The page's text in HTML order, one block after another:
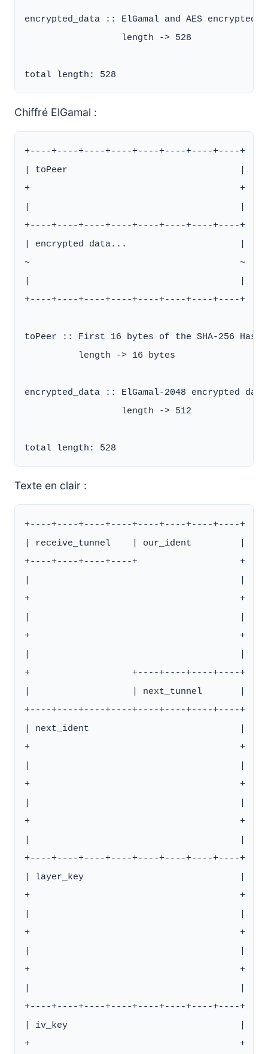
encrypted_data :: ElGamal and AES encrypted
                  length -> 528
Chiffré ElGamal :
+----+----+----+----+----+----+----+----+
| toPeer                                |
+                                       +
+----+----+----+----+----+----+----+----+
| encrypted data...                     |
~                                       ~
+----+----+----+----+----+----+----+----+
toPeer :: First 16 bytes of the SHA-256
          length -> 16 bytes
encrypted_data :: ElGamal-2048 encrypted
                  length -> 512
Texte en clair :
+----+----+----+----+----+----+----+----+
| receive_tunnel    | our_ident         |
+----+----+----+----+                   +
+                                       +
+                                       +
+                   +----+----+----+----+
|                   | next_tunnel       |
+----+----+----+----+----+----+----+----+
| next_ident                            |
+                                       +
+                                       +
+                                       +
+----+----+----+----+----+----+----+----+
| layer_key                             |
+                                       +
+                                       +
+                                       +
+----+----+----+----+----+----+----+----+
| iv_key                                |
+                                       +